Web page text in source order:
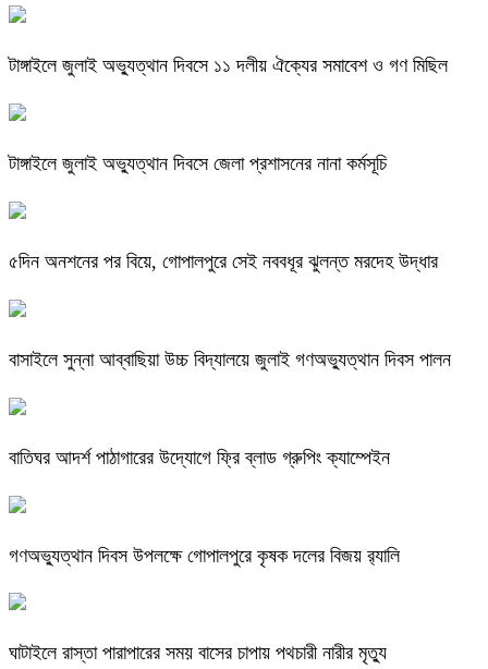
টাঙ্গাইলে জুলাই অভ্যুত্থান দিবসে ১১ দলীয় ঐক্যের সমাবেশ ও গণ মিছিল
টাঙ্গাইলে জুলাই অভ্যুত্থান দিবসে জেলা প্রশাসনের নানা কর্মসূচি
৫দিন অনশনের পর বিয়ে, গোপালপুরে সেই নববধূর ঝুলন্ত মরদেহ উদ্ধার
বাসাইলে সুন্না আব্বাছিয়া উচ্চ বিদ্যালয়ে জুলাই গণঅভ্যুত্থান দিবস পালন
বাতিঘর আদর্শ পাঠাগারের উদ্যোগে ফ্রি ব্লাড গ্রুপিং ক্যাম্পেইন
গণঅভ্যুত্থান দিবস উপলক্ষে গোপালপুরে কৃষক দলের বিজয় র‍্যালি
ঘাটাইলে রাস্তা পারাপারের সময় বাসের চাপায় পথচারী নারীর মৃত্যু